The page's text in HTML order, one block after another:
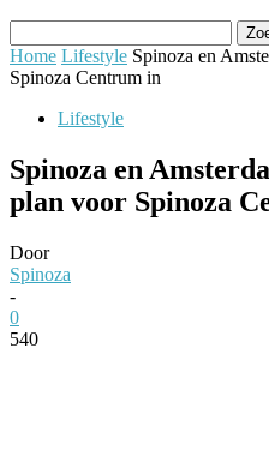
Home Lifestyle Spinoza en
Spinoza Centrum in
Lifestyle
Spinoza en
plan voor Spinoza
Door
Spinoza
-
0
540